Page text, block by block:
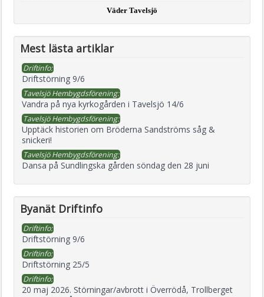
Väder Tavelsjö
Mest lästa artiklar
Driftinfo:
Driftstörning 9/6
Tavelsjö Hembygdsförening:
Vandra på nya kyrkogården i Tavelsjö 14/6
Tavelsjö Hembygdsförening:
Upptäck historien om Bröderna Sandströms såg &
snickeri!
Tavelsjö Hembygdsförening:
Dansa på Sundlingska gården söndag den 28 juni
Byanät Driftinfo
Driftinfo:
Driftstörning 9/6
Driftinfo:
Driftstörning 25/5
Driftinfo:
20 maj 2026. Störningar/avbrott i Överrödå, Trollberget